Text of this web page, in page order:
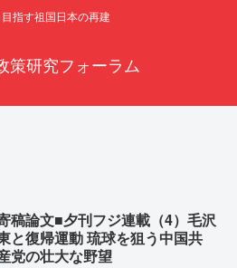
指す祖国日本の再建
策研究フォーラム
稿論文■夕刊フジ連載（4）毛沢
と復帰運動 琉球を狙う中国共
党の壮大な野望